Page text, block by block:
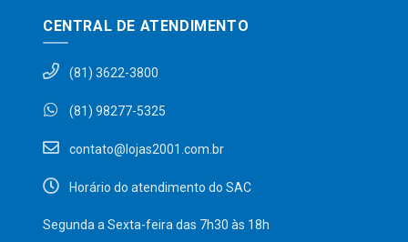
CENTRAL DE ATENDIMENTO
(81) 3622-3800
(81) 98277-5325
contato@lojas2001.com.br
Horário do atendimento do SAC
Segunda a Sexta-feira das 7h30 às 18h